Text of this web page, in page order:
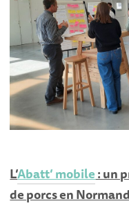
L’Abatt’ mobile: un
de porcs en